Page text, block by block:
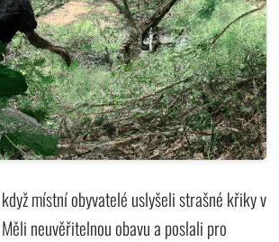
místní obyvatelé uslyšeli strašné křiky v
neuvěřitelnou obavu a poslali pro